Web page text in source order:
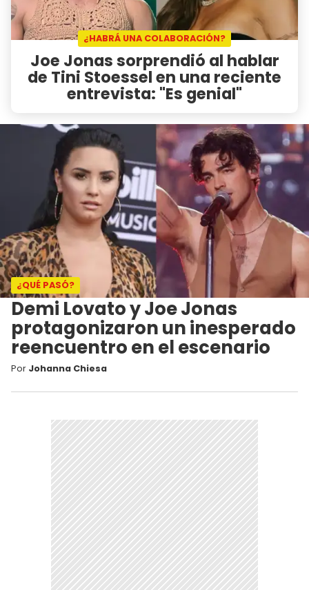
¿HABRÁ UNA COLABORACIÓN?
Joe Jonas sorprendió al hablar
de Tini Stoessel en una reciente
entrevista: "Es genial"
¿QUÉ PASÓ?
Demi Lovato y Joe Jonas
protagonizaron un inesperado
reencuentro en el escenario
Por Johanna Chiesa